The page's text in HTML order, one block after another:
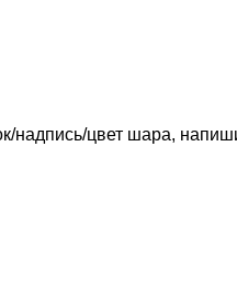
надпись/цвет шара,